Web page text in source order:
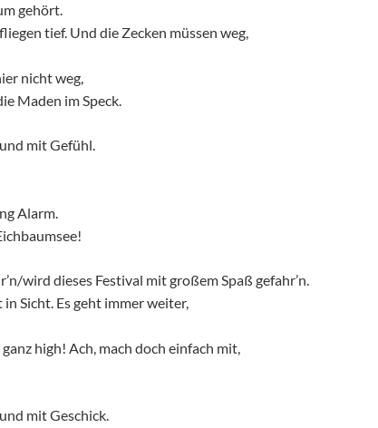
gehört.
tief. Und die Zecken müssen weg,
nicht weg,
Maden im Speck.
mit Gefühl.
Alarm.
wird dieses Festival mit großem Spaß gefahr’n.
Sicht. Es geht immer weiter,
high! Ach, mach doch einfach mit,
mit Geschick.